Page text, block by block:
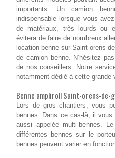
importants. Un camion
indispensable lorsque vous
de matériaux, très lourds ou
évitera de faire de nombreux
location benne sur Saint-orens-
de camion benne. N’hésitez
de nos conseillers. Notre
notamment dédié à cette grande
Benne ampliroll Saint-orens-de-
Lors de gros chantiers, vous
bennes. Dans ce cas-là, il vous
aussi appelée multi-bennes.
différentes bennes sur le
bennes peuvent varier en